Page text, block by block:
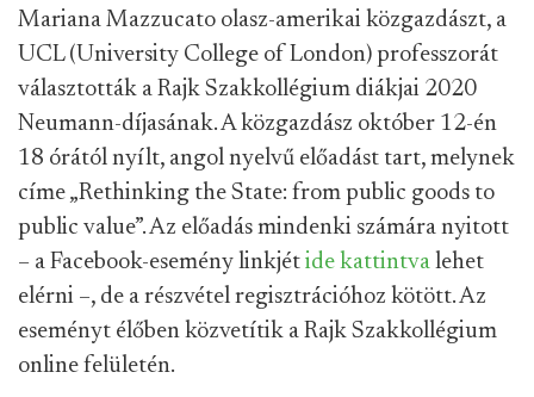
Mariana Mazzucato olasz-amerikai közgazdászt, a
UCL (University College of London) professzorát
választották a Rajk Szakkollégium diákjai 2020
Neumann-díjasának. A közgazdász október 12-én
18 órától nyílt, angol nyelvű előadást tart, melynek
címe „Rethinking the State: from public goods to
public value”. Az előadás mindenki számára nyitott
– a Facebook-esemény linkjét ide kattintva lehet
elérni –, de a részvétel regisztrációhoz kötött. Az
eseményt élőben közvetítik a Rajk Szakkollégium
online felületén.